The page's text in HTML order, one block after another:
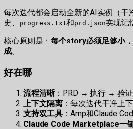
每次迭代都会启动全新的AI实例（干
史、
progress.txt和prd.json实现记
核心原则是： 每个story必须足够小
成。
好在哪
流程清晰：PRD → 执行 → 验
上下文隔离 ：每次迭代干净上
支持双工具 ：Amp和Claude
Claude Code Marketplace一